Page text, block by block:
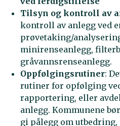
Tilsyn og kontroll av
kontroll av anlegg ved
prøvetaking/
minirenseanlegg,
gråvannsrenseanlegg.
Oppfølgingsrutiner:
rutiner for opfølging
rapportering, eller
anlegg. Kommunene
gi pålegg om